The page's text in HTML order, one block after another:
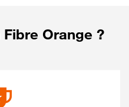
Orange ?